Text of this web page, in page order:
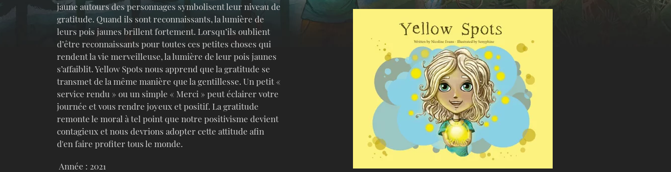
jaune autours des personnages symbolisent leur niveau de
gratitude. Quand ils sont reconnaissants, la lumière de
leurs pois jaunes brillent fortement. Lorsqu’ils oublient
d’être reconnaissants pour toutes ces petites choses qui
rendent la vie merveilleuse, la lumière de leur pois jaunes
s’affaiblit. Yellow Spots nous apprend que la gratitude se
transmet de la même manière que la gentillesse. Un petit «
service rendu » ou un simple « Merci » peut éclairer votre
journée et vous rendre joyeux et positif. La gratitude
remonte le moral à tel point que notre positivisme devient
contagieux et nous devrions adopter cette attitude afin
d'en faire profiter tous le monde.
Année : 2021